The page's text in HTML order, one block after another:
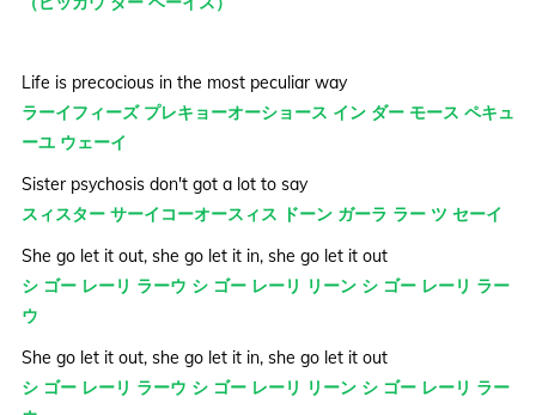
Life is precocious in the most peculiar way
ラーイフィーズ プレキョーオーショース イン ダー モース ペキュ
ーユ ウェーイ
Sister psychosis don't got a lot to say
スィスター サーイコーオースィス ドーン ガーラ ラー ツ セーイ
She go let it out, she go let it in, she go let it out
シ ゴー レーリ ラーウ シ ゴー レーリ リーン シ ゴー レーリ ラー
ウ
She go let it out, she go let it in, she go let it out
シ ゴー レーリ ラーウ シ ゴー レーリ リーン シ ゴー レーリ ラー